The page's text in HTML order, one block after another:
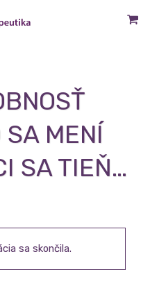
MENÍ
SA TIEŇ…
sa skončila.